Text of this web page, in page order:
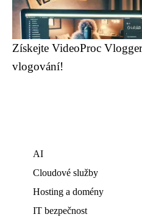
Získejte VideoProc
vlogování!
AI
Cloudové služby
Hosting a domény
IT bezpečnost